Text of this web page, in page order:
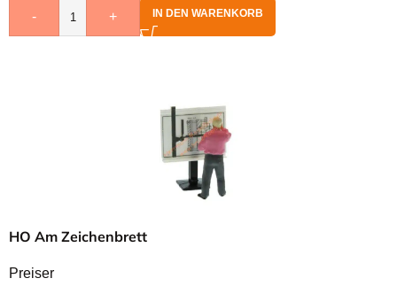
- + IN DEN WARENKORB
HO Am Zeichenbrett
Preiser